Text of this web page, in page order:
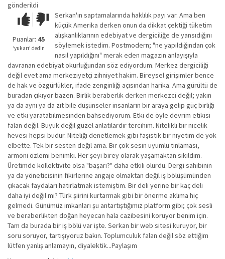
gönderildi
Çok iyi!O
kadar
iyi
değil!
Puanlar: 45
‘yukarı’ dedin
Serkan'ın saptamalarında haklılık payı var. Ama ben
küçük Amerika derken onun da dikkat çektiği tüketim
alışkanlıklarının edebiyat ve dergiciliğe de yansıdığını
söylemek istedim. Postmodern; "ne yapıldığından çok
nasıl yapıldığını" merak eden magazin anlayışıyla
davranan edebiyat okurluğundan söz ediyordum. Merkez dergiciliği
değil evet ama merkeziyetçi zihniyet hakim. Bireysel girişimler bence
de hak ve özgürlükler, ifade zenginliği açısından harika. Ama gürültü de
buradan çıkıyor bazen. Birlik beraberlik derken merkezci değil; yakın
ya da aynı ya da zıt bile düşünseler insanların bir araya gelip güç birliği
ve etki yaratabilmesinden bahsediyorum. Etki de öyle devrim etikisi
falan değil. Büyük değil güzel anlatılardır tercihim. Nitelikli bir nicelik
hevesi hepsi budur. Niteliği denetlemek gibi faşistik bir niyetim de yok
elbette. Tek bir sesten değil ama. Bir çok sesin uyumlu tınlaması,
armoni özlemi benimki. Her şeyi birey olarak yaşamaktan sıkıldım.
Üretimde kollektivite olsa "başarı?" daha etkili olurdu. Dergi sahibinin
ya da yöneticisinin fikirlerine angaje olmaktan değil iş bölüşümünden
çıkacak faydaları hatırlatmak istemiştim. Bir deli yerine bir kaç deli
daha iyi değil mi? Türk şiirini kurtarmak gibi bir önerme aklıma hiç
gelmedi. Günümüz imkanları şu antartıştığımız platform gibi; çok sesli
ve beraberlikten doğan heyecan hala cazibesini koruyor benim için.
Tam da burada bir iş bölü var işte. Serkan bir web sitesi kuruyor, bir
soru soruyor, tartışıyoruz bakın. Toplumculuk falan değil söz ettiğim
lütfen yanlış anlamayın, diyalektik...Paylaşım